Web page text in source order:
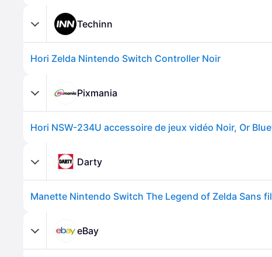
Techinn
Hori Zelda Nintendo Switch Controller Noir
Pixmania
Darty
Manette Nintendo Switch The Legend of Zelda Sans fil
eBay